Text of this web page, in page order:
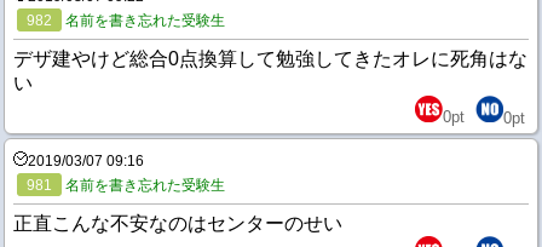
982
名前を書き忘れた受験生
デザ建やけど総合0点換算して勉強してきたオレに死角はな
い
0pt 0pt
2019/03/07 09:16
981
名前を書き忘れた受験生
正直こんな不安なのはセンターのせい